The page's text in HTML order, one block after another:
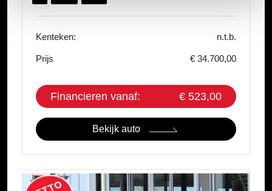
Kenteken: n.t.b.
Prijs € 34.700,00
Financieren vanaf: € 523,00
Bekijk auto